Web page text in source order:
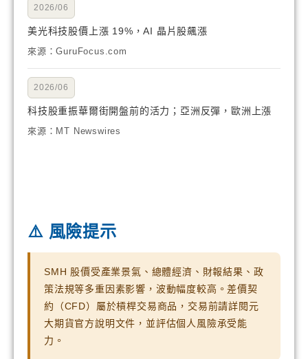
2026/06
美光科技股價上漲 19%，AI 晶片股飆漲
來源：GuruFocus.com
2026/06
科技股重振華爾街開盤前的活力；亞洲反彈，歐洲上漲
來源：MT Newswires
⚠️ 風險提示
SMH 股價受產業景氣、總體經濟、財報結果、政
策法規等多重因素影響，波動幅度較高。差價契
約（CFD）屬於槓桿交易商品，交易前請詳閱元
大期貨官方說明文件，並評估個人風險承受能
力。